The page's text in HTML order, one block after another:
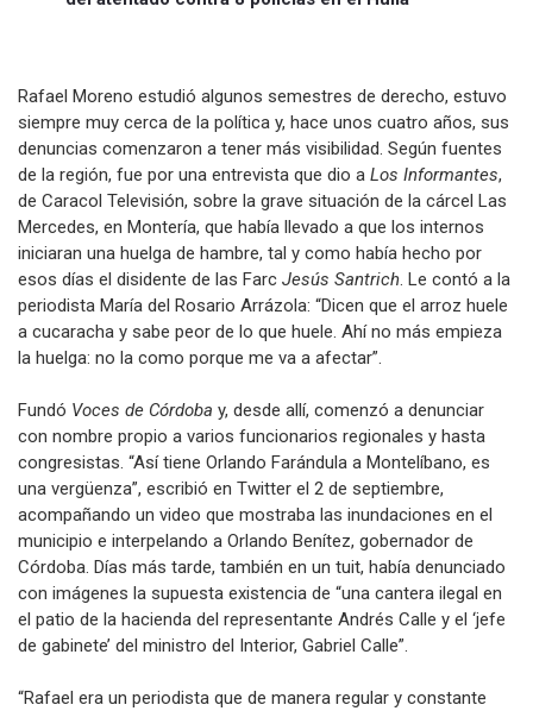
Rafael Moreno estudió algunos semestres de derecho, estuvo
siempre muy cerca de la política y, hace unos cuatro años, sus
denuncias comenzaron a tener más visibilidad. Según fuentes
de la región, fue por una entrevista que dio a Los Informantes,
de Caracol Televisión, sobre la grave situación de la cárcel Las
Mercedes, en Montería, que había llevado a que los internos
iniciaran una huelga de hambre, tal y como había hecho por
esos días el disidente de las Farc Jesús Santrich. Le contó a la
periodista María del Rosario Arrázola: “Dicen que el arroz huele
a cucaracha y sabe peor de lo que huele. Ahí no más empieza
la huelga: no la como porque me va a afectar”.
Fundó Voces de Córdoba y, desde allí, comenzó a denunciar
con nombre propio a varios funcionarios regionales y hasta
congresistas. “Así tiene Orlando Farándula a Montelíbano, es
una vergüenza”, escribió en Twitter el 2 de septiembre,
acompañando un video que mostraba las inundaciones en el
municipio e interpelando a Orlando Benítez, gobernador de
Córdoba. Días más tarde, también en un tuit, había denunciado
con imágenes la supuesta existencia de “una cantera ilegal en
el patio de la hacienda del representante Andrés Calle y el ‘jefe
de gabinete’ del ministro del Interior, Gabriel Calle”.
“Rafael era un periodista que de manera regular y constante